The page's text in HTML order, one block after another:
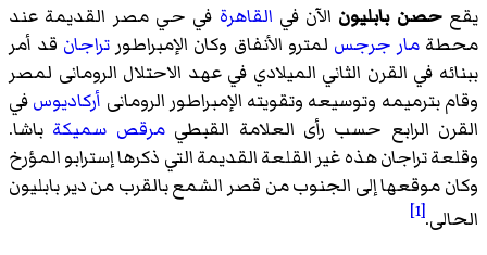
يقعحصن بابليون الآن في القاهرة في حي مصر القديمة عند
محطةمار جرجس لمترو الأنفاق وكان الإمبراطور تراجان قد أمر
ببنائه في القرن الثاني الميلادي في عهد الاحتلال الرومانى لمصر
وقام بترميمه وتوسيعه وتقويته الإمبراطور الرومانى أركاديوسفي
القرن الرابع حسب رأى العلامة القبطيمرقص سميكة باشا.
وقلعة تراجان هذه غير القلعة القديمة التي ذكرها إسترابو المؤرخ
وكان موقعها إلى الجنوب من قصر الشمعبالقرب من دير بابليون
الحالى.[1]